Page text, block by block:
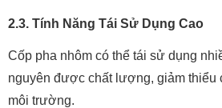
2.3. Tính Năng Tái Sử Dụng Cao
Cốp pha nhôm có thể tái sử dụng
nguyên được chất lượng, giảm thiểu
môi trường.